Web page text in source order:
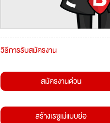
วิธีการรับสมัครงาน
สมัครงานด่วน
สร้างเรซูเม่แบบย่อ